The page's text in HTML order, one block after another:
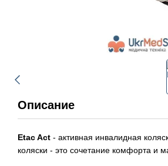
Описание
Etac Act - активная инвалидная
коляски - это сочетание комфорта и